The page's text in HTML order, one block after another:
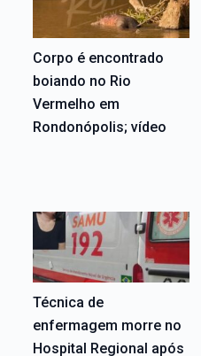
Corpo é encontrado
boiando no Rio
Vermelho em
Rondonópolis; vídeo
Técnica de
enfermagem morre no
Hospital Regional após